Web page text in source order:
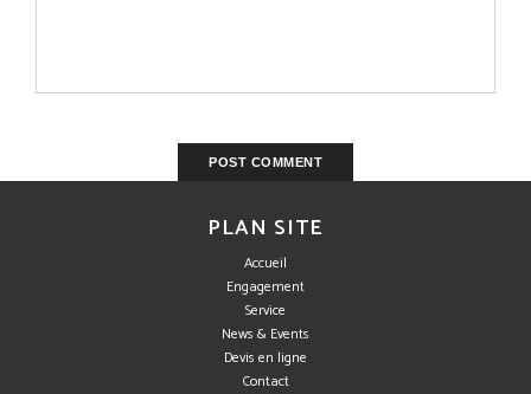
PLAN SITE
Accueil
Engagement
Service
News & Events
Devis en ligne
Contact